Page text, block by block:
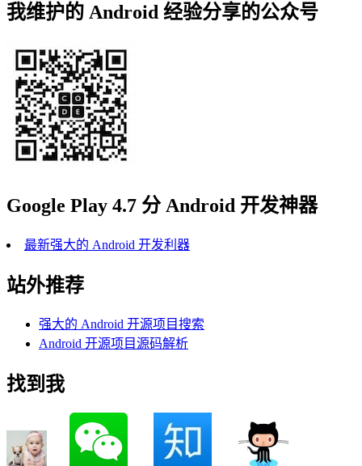
我维护的 Android 经验分享的公众号
Google Play 4.7 分 Android 开发神器
最新强大的 Android 开发利器
站外推荐
强大的 Android 开源项目搜索
Android 开源项目源码解析
找到我